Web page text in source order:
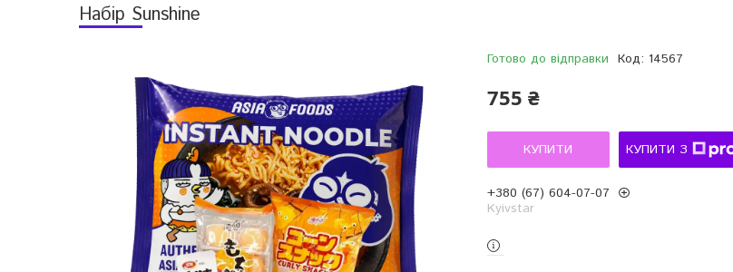
Набір Sunshine
Готово до відправки Код: 14567
755 ₴
КУПИТИ КУПИТИ З
+380 (67) 604-07-07
Kyivstar